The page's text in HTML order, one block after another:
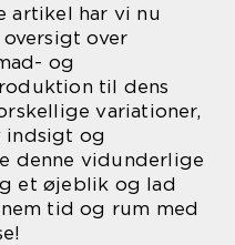
artikel har vi nu
over
og
til dens
variationer,
indsigt og
denne vidunderlige
et øjeblik og lad
tid og rum med